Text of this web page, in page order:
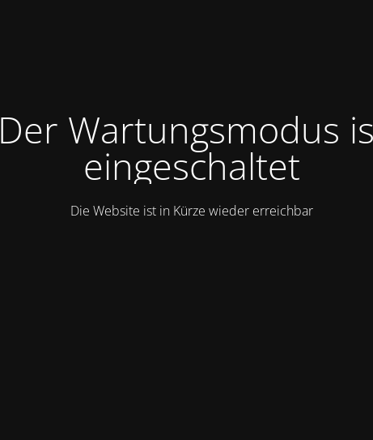
Der Wartungsmodus
eingeschaltet
Die Website ist in Kürze wieder erreichbar